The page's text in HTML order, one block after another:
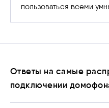
пользоваться всеми
Ответы на самые
подключении